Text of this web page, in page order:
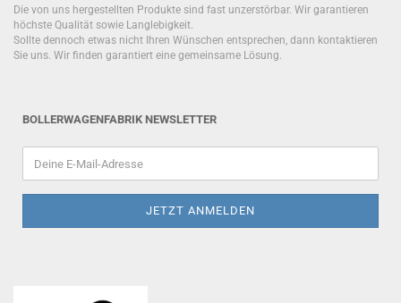
Die von uns hergestellten Produkte sind fast unzerstörbar. Wir garantieren
höchste Qualität sowie Langlebigkeit.
Sollte dennoch etwas nicht Ihren Wünschen entsprechen, dann kontaktieren
Sie uns. Wir finden garantiert eine gemeinsame Lösung.
BOLLERWAGENFABRIK NEWSLETTER